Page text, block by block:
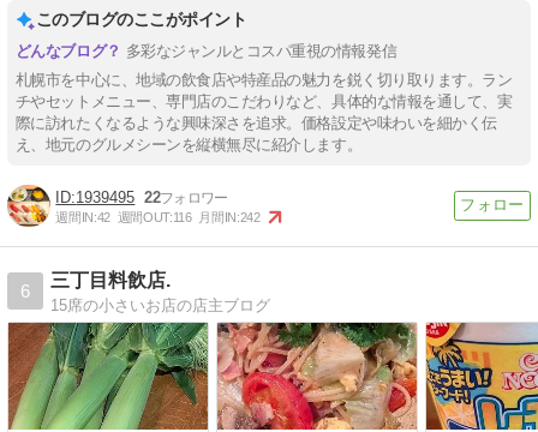
このブログのここがポイント
多彩なジャンルとコスパ重視の情報発信
札幌市を中心に、地域の飲食店や特産品の魅力を鋭く切り取ります。ラン
チやセットメニュー、専門店のこだわりなど、具体的な情報を通して、実
際に訪れたくなるような興味深さを追求。価格設定や味わいを細かく伝
え、地元のグルメシーンを縦横無尽に紹介します。
1939495 22
週間IN:42 週間OUT:116 月間IN:242
6
三丁目料飲店.
15席の小さいお店の店主ブログ